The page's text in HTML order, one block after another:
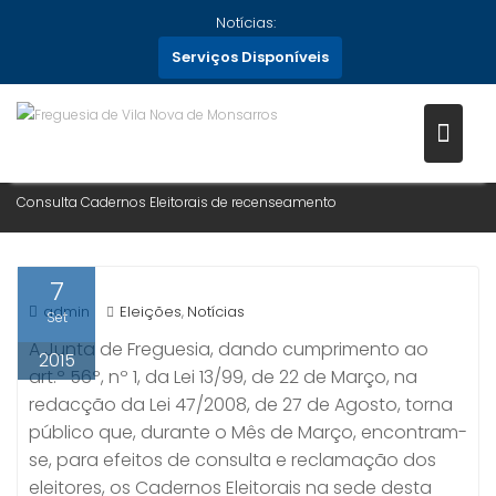
Notícias:
Serviços Disponíveis
CONSULTA CADERNOS
ELEITORAIS DE
Consulta Cadernos Eleitorais de recenseamento
7
Set
2015
admin Eleições, Notícias
A Junta de Freguesia, dando cumprimento ao
art.º 56º, nº 1, da Lei 13/99, de 22 de Março, na
redacção da Lei 47/2008, de 27 de Agosto, torna
público que, durante o Mês de Março, encontram-
se, para efeitos de consulta e reclamação dos
eleitores, os Cadernos Eleitorais na sede desta